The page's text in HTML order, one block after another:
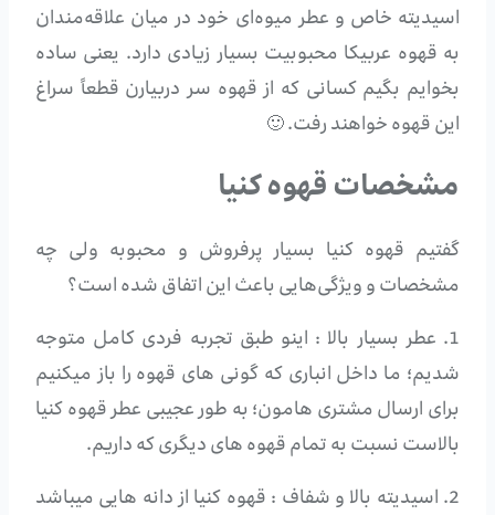
اسیدیته خاص و عطر میوه‌ای خود در میان علاقه‌مندان
به قهوه عربیکا محبوبیت بسیار زیادی دارد. یعنی ساده
بخوایم بگیم کسانی که از قهوه سر دربیارن قطعاً سراغ
این قهوه خواهند رفت. 🙂
مشخصات قهوه کنیا
گفتیم قهوه کنیا بسیار پرفروش و محبوبه ولی چه
مشخصات و ویژگی‌هایی باعث این اتفاق شده است؟
1. عطر بسیار بالا : اینو طبق تجربه فردی کامل متوجه
شدیم؛ ما داخل انباری که گونی های قهوه را باز میکنیم
برای ارسال مشتری هامون؛ به طور عجیبی عطر قهوه کنیا
بالاست نسبت به تمام قهوه های دیگری که داریم.
2. اسیدیته بالا و شفاف : قهوه کنیا از دانه هایی میباشد